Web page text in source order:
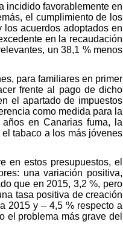
incidido favorablemente en
el cumplimiento de los
acuerdos adoptados en
en la recaudación
un 38,1 % menos
para familiares en primer
frente al pago de dicho
el apartado de impuestos
como medida para la
en Canarias fuma, la
tabaco a los más jóvenes
en estos presupuestos, el
una variación positiva,
que en 2015, 3,2 %, pero
tasa positiva de creación
2015 y – 4,5 % respecto a
el problema más grave del